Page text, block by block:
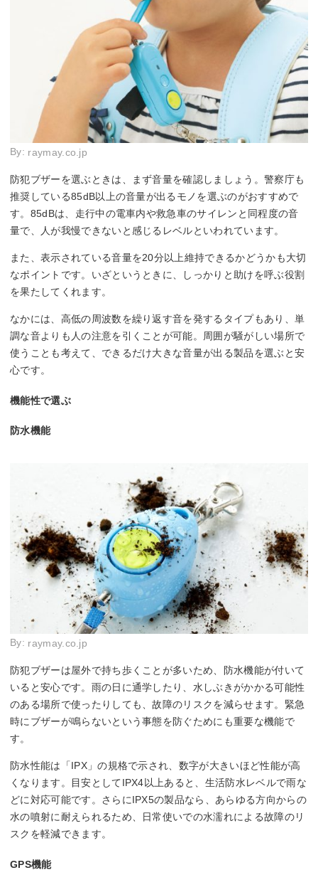
By: raymay.co.jp
防犯ブザーを選ぶときは、まず音量を確認しましょう。警察庁も
推奨している85dB以上の音量が出るモノを選ぶのがおすすめで
す。85dBは、走行中の電車内や救急車のサイレンと同程度の音
量で、人が我慢できないと感じるレベルといわれています。
また、表示されている音量を20分以上維持できるかどうかも大切
なポイントです。いざというときに、しっかりと助けを呼ぶ役割
を果たしてくれます。
なかには、高低の周波数を繰り返す音を発するタイプもあり、単
調な音よりも人の注意を引くことが可能。周囲が騒がしい場所で
使うことも考えて、できるだけ大きな音量が出る製品を選ぶと安
心です。
機能性で選ぶ
防水機能
By: raymay.co.jp
防犯ブザーは屋外で持ち歩くことが多いため、防水機能が付いて
いると安心です。雨の日に通学したり、水しぶきがかかる可能性
のある場所で使ったりしても、故障のリスクを減らせます。緊急
時にブザーが鳴らないという事態を防ぐためにも重要な機能で
す。
防水性能は「IPX」の規格で示され、数字が大きいほど性能が高
くなります。目安としてIPX4以上あると、生活防水レベルで雨な
どに対応可能です。さらにIPX5の製品なら、あらゆる方向からの
水の噴射に耐えられるため、日常使いでの水濡れによる故障のリ
スクを軽減できます。
GPS機能